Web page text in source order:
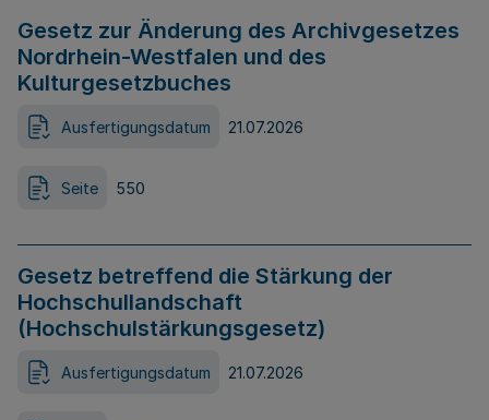
Gesetz zur Änderung des Archivgesetzes
Nordrhein-Westfalen und des
Kulturgesetzbuches
Ausfertigungsdatum 21.07.2026
Seite 550
Gesetz betreffend die Stärkung der
Hochschullandschaft
(Hochschulstärkungsgesetz)
Ausfertigungsdatum 21.07.2026